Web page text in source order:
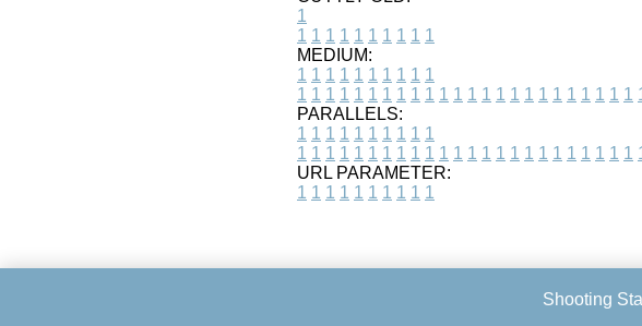
1
1 1 1 1 1 1 1 1 1 1
MEDIUM:
1 1 1 1 1 1 1 1 1 1
1 1 1 1 1 1 1 1 1 1 1 1 1 1 1 1 1 1 1 1 1 1 1 1
PARALLELS:
1 1 1 1 1 1 1 1 1 1
1 1 1 1 1 1 1 1 1 1 1 1 1 1 1 1 1 1 1 1 1 1 1 1
URL PARAMETER:
1 1 1 1 1 1 1 1 1 1
Shooting